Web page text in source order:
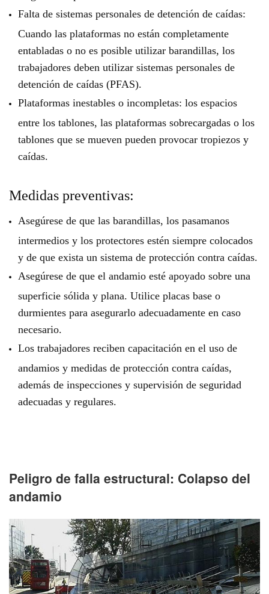
Falta de sistemas personales de detención de caídas:
Cuando las plataformas no están completamente
entabladas o no es posible utilizar barandillas, los
trabajadores deben utilizar sistemas personales de
detención de caídas (PFAS).
Plataformas inestables o incompletas: los espacios
entre los tablones, las plataformas sobrecargadas o los
tablones que se mueven pueden provocar tropiezos y
caídas.
Medidas preventivas:
Asegúrese de que las barandillas, los pasamanos
intermedios y los protectores estén siempre colocados
y de que exista un sistema de protección contra caídas.
Asegúrese de que el andamio esté apoyado sobre una
superficie sólida y plana. Utilice placas base o
durmientes para asegurarlo adecuadamente en caso
necesario.
Los trabajadores reciben capacitación en el uso de
andamios y medidas de protección contra caídas,
además de inspecciones y supervisión de seguridad
adecuadas y regulares.
Peligro de falla estructural: Colapso del
andamio